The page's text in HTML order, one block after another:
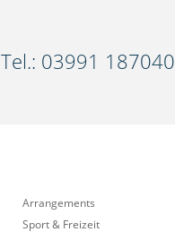
Tel.: 03991 187040
Arrangements
Sport & Freizeit